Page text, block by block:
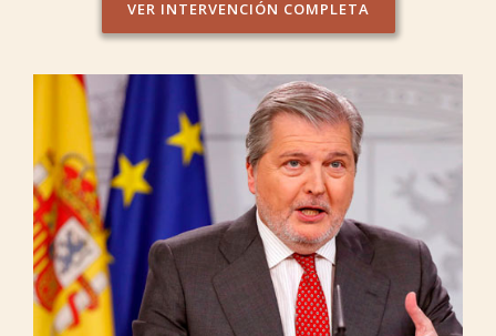
VER INTERVENCIÓN COMPLETA